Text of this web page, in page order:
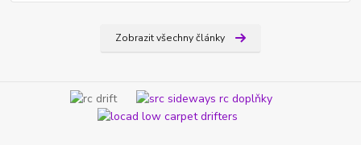
Zobrazit všechny články